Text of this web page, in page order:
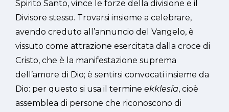
Spirito Santo, vince le forze della divisione e il
Divisore stesso. Trovarsi insieme a celebrare,
avendo creduto all’annuncio del Vangelo, è
vissuto come attrazione esercitata dalla croce di
Cristo, che è la manifestazione suprema
dell’amore di Dio; è sentirsi convocati insieme da
Dio: per questo si usa il termine ekklesía, cioè
assemblea di persone che riconoscono di